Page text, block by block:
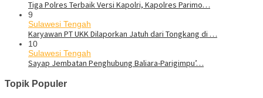
Tiga Polres Terbaik Versi Kapolri, Kapolres Parimo…
9
Sulawesi Tengah
Karyawan PT UKK Dilaporkan Jatuh dari Tongkang di …
10
Sulawesi Tengah
Sayap Jembatan Penghubung Baliara-Parigimpu’…
Topik Populer